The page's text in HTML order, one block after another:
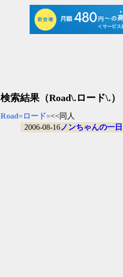
検索結果（Road\.ロード\.）
Road=ロード=<<同人
2006-08-16ノンちゃんの一日